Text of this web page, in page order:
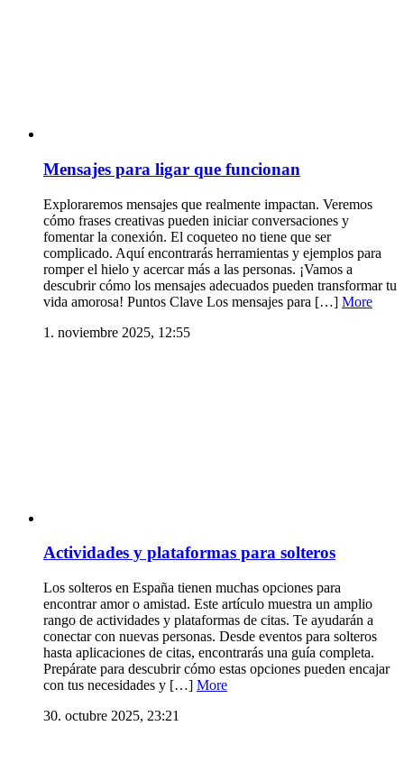
Mensajes para ligar que funcionan
Exploraremos mensajes que realmente impactan. Veremos
cómo frases creativas pueden iniciar conversaciones y
fomentar la conexión. El coqueteo no tiene que ser
complicado. Aquí encontrarás herramientas y ejemplos para
romper el hielo y acercar más a las personas. ¡Vamos a
descubrir cómo los mensajes adecuados pueden transformar tu
vida amorosa! Puntos Clave Los mensajes para […] More
1. noviembre 2025, 12:55
Actividades y plataformas para solteros
Los solteros en España tienen muchas opciones para
encontrar amor o amistad. Este artículo muestra un amplio
rango de actividades y plataformas de citas. Te ayudarán a
conectar con nuevas personas. Desde eventos para solteros
hasta aplicaciones de citas, encontrarás una guía completa.
Prepárate para descubrir cómo estas opciones pueden encajar
con tus necesidades y […] More
30. octubre 2025, 23:21